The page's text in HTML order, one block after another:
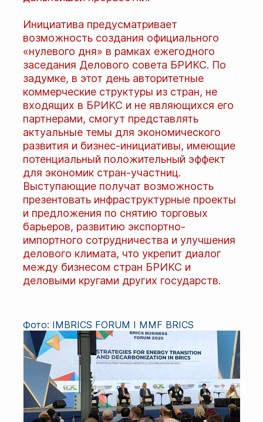
Инициатива предусматривает
возможность создания официального
«нулевого дня» в рамках ежегодного
заседания Делового совета БРИКС. По
задумке, в этот день авторитетные
коммерческие структуры из стран, не
входящих в БРИКС и не являющихся его
партнерами, смогут представлять
актуальные темы для экономического
развития и бизнес-инициативы, имеющие
потенциальный положительный эффект
для экономик стран-участниц.
Выступающие получат возможность
презентовать инфраструктурные проекты
и предложения по снятию торговых
барьеров, развитию экспортно-
импортного сотрудничества и улучшения
делового климата, что укрепит диалог
между бизнесом стран БРИКС и
деловыми кругами других государств.
Фото: IMBRICS FORUM I MMF BRICS